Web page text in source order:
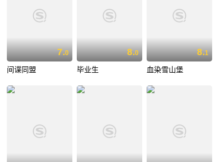
7.0
间谍同盟
8.0
毕业生
8.1
血染雪山堡